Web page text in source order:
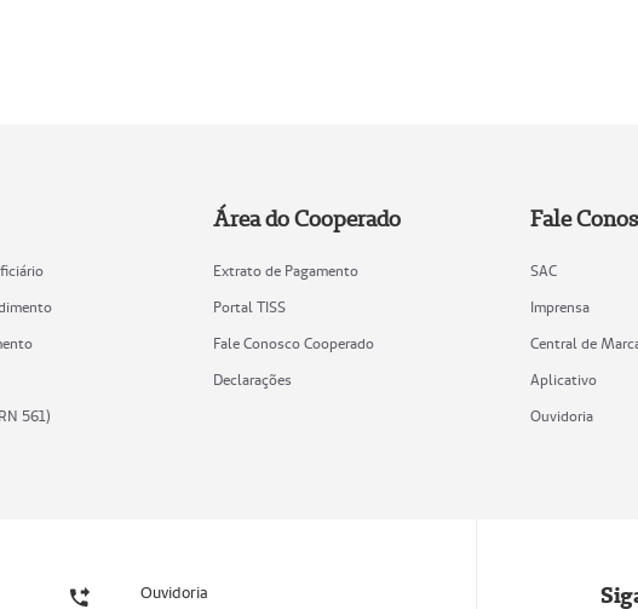
561)
Área do Cooperado
Extrato de Pagamento
Portal TISS
Fale Conosco Cooperado
Declarações
Fale
SAC
Imprensa
Central de
Aplicativo
Ouvidoria
Ouvidoria